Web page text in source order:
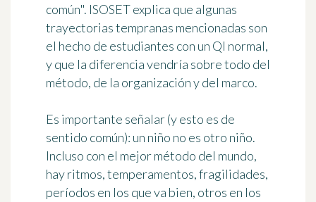
común". ISOSET explica que algunas
trayectorias tempranas mencionadas son
el hecho de estudiantes con un QI normal,
y que la diferencia vendría sobre todo del
método, de la organización y del marco.
Es importante señalar (y esto es de
sentido común): un niño no es otro niño.
Incluso con el mejor método del mundo,
hay ritmos, temperamentos, fragilidades,
períodos en los que va bien, otros en los